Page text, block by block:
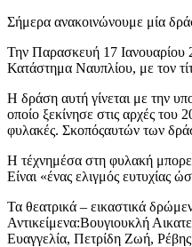
Σήμερα ανακοινώνουμε μία
Την Παρασκευή 17 Ιανουαρίου
Κατάστημα Ναυπλίου, με τον
Η δράση αυτή γίνεται με την
οποίο ξεκίνησε στις αρχές του
φυλακές. Σκοπόςαυτών των
Η τέχνημέσα στη φυλακή
Είναι «ένας ελιγμός ευτυχίας
Τα θεατρικά – εικαστικά
Αντικείμενα:Βουγιουκλή
Ευαγγελία, Πετρίδη Ζωή,